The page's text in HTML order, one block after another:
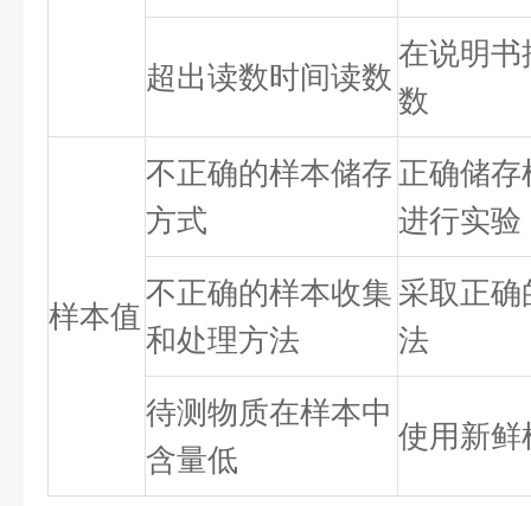
超出读数时间读数
在说明书
数
样本值
不正确的样本储存
方式
正确储
进行实验
不正确的样本收集
和处理方法
采取正
法
待测物质在样本中
含量低
使用新鲜